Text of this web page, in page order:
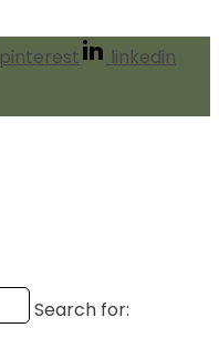
pinterest
linkedin
Search for: